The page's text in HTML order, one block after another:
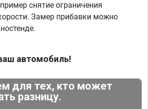
снятие ограничения
Замер прибавки можно
автомобиль!
для тех, кто может
разницу.